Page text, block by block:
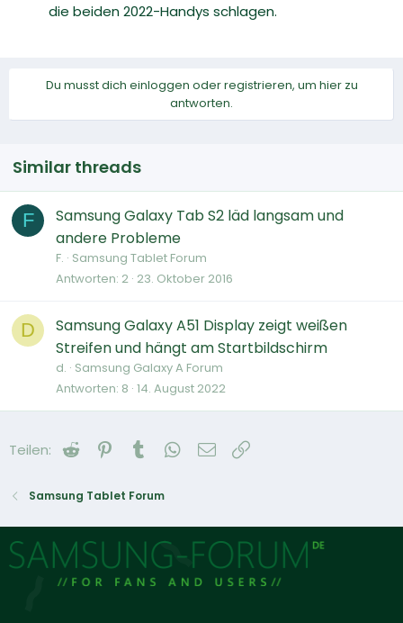
die beiden 2022-Handys schlagen.
Du musst dich einloggen oder registrieren, um hier zu
antworten.
Similar threads
F
Samsung Galaxy Tab S2 läd langsam und
andere Probleme
F. Samsung Tablet Forum
Antworten 2 23. Oktober 2016
D
Samsung Galaxy A51 Display zeigt weißen
Streifen und hängt am Startbildschirm
d. Samsung Galaxy A Forum
Antworten 8 14. August 2022
Teilen: Reddit Pinterest
Tumblr WhatsApp
E-Mail
Samsung Tablet Forum